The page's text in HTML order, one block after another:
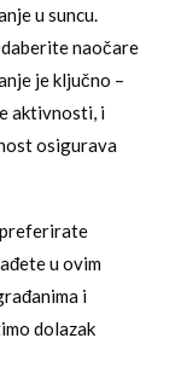
u suncu.
naočare
je ključno –
aktivnosti, i
osigurava
u ovim
i
dolazak